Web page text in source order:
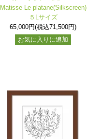
Matisse Le platane(Silkscreen)
５Lサイズ
65,000円(税込71,500円)
お気に入りに追加